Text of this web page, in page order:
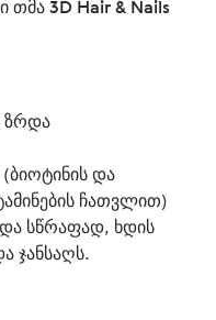
3D Hair & Nails
ზრდა
და
ჩათვლით)
სწრაფად, ხდის
ჯანსაღს.